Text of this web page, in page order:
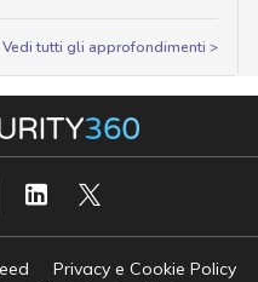
Vedi tutti gli approfondimenti >
Privacy e Cookie Policy